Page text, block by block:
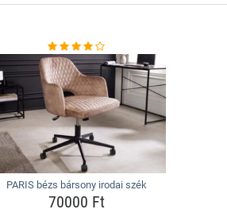
PARIS bézs bársony irodai szék
70000 Ft